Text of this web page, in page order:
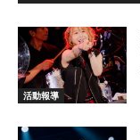
活動報導